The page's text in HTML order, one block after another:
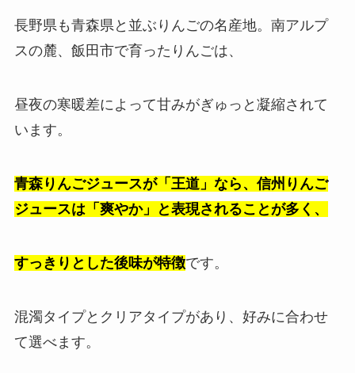
長野県も青森県と並ぶりんごの名産地。南アルプ
スの麓、飯田市で育ったりんごは、
昼夜の寒暖差によって甘みがぎゅっと凝縮されて
います。
青森りんごジュースが「王道」なら、信州りんご
ジュースは「爽やか」と表現されることが多く、
すっきりとした後味が特徴です。
混濁タイプとクリアタイプがあり、好みに合わせ
て選べます。